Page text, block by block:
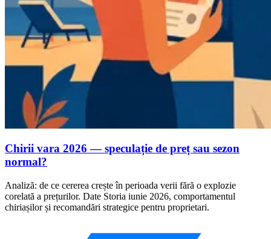
Chirii vara 2026 — speculație de preț sau sezon
normal?
Analiză: de ce cererea crește în perioada verii fără o explozie
corelată a prețurilor. Date Storia iunie 2026, comportamentul
chiriașilor și recomandări strategice pentru proprietari.